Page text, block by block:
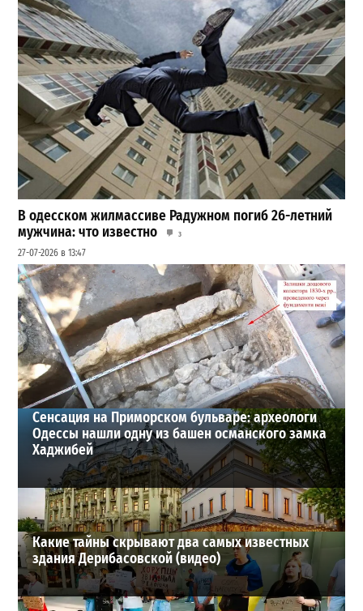
В одесском жилмассиве Радужном погиб 26-летний
мужчина: что известно
3
27-07-2026 в 13:47
Шезлонги, бунгало и VIP-зоны: сколько придется
заплатить за отдых в Аркадии
3
21-07-2026 в 19:23
ВИБОР РЕДАКЦИИ
Сенсация на Приморском бульваре: археологи
Одессы нашли одну из башен османского замка
Хаджибей
Какие тайны скрывают два самых известных
здания Дерибасовской (видео)